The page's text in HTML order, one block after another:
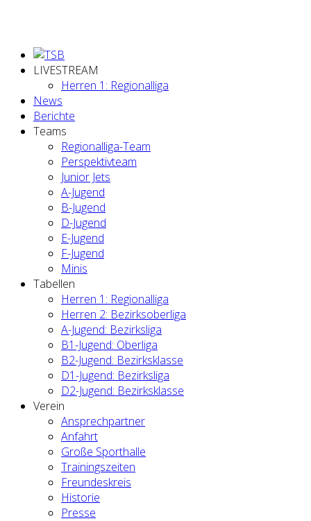
LIVESTREAM
Herren 1: Regionalliga
News
Berichte
Teams
Regionalliga-Team
Perspektivteam
Junior Jets
A-Jugend
B-Jugend
D-Jugend
E-Jugend
F-Jugend
Minis
Tabellen
Herren 1: Regionalliga
Herren 2: Bezirksoberliga
A-Jugend: Bezirksliga
B1-Jugend: Oberliga
B2-Jugend: Bezirksklasse
D1-Jugend: Bezirksliga
D2-Jugend: Bezirksklasse
Verein
Ansprechpartner
Anfahrt
Große Sporthalle
Trainingszeiten
Freundeskreis
Historie
Presse